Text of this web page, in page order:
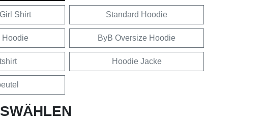
Shirt Standard Hoodie
Hoodie ByB Oversize Hoodie
Hoodie Jacke